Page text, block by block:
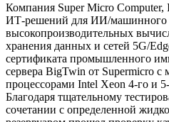
Компания Super Micro
ИТ-решений для ИИ/машинного
высокопроизводительных
хранения данных и сетей 5G/
сертификата промышленного
сервера BigTwin от Supermicro
процессорами Intel Xeon 4-го и
Благодаря тщательному
сочетании с определенной